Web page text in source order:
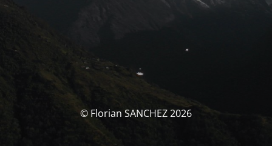
© Florian SANCHEZ 2026